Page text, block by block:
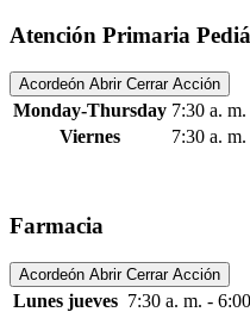
Atención Primaria
Acordeón Abrir Cerrar Acción
Monday-Thursday 7:30 a.
Viernes
7:30 a.
Farmacia
Acordeón Abrir Cerrar Acción
Lunes jueves 7:30 a. m. -